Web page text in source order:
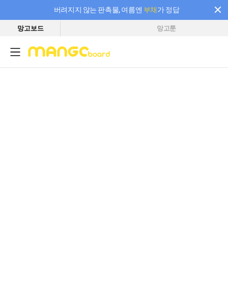
버려지지 않는 판촉물, 여름엔 부채가 정답
필요한 만큼 충전하고 끊김 없이 작업하세요! 새로워진 AI 부스터 요금제
망고보드 망고툰